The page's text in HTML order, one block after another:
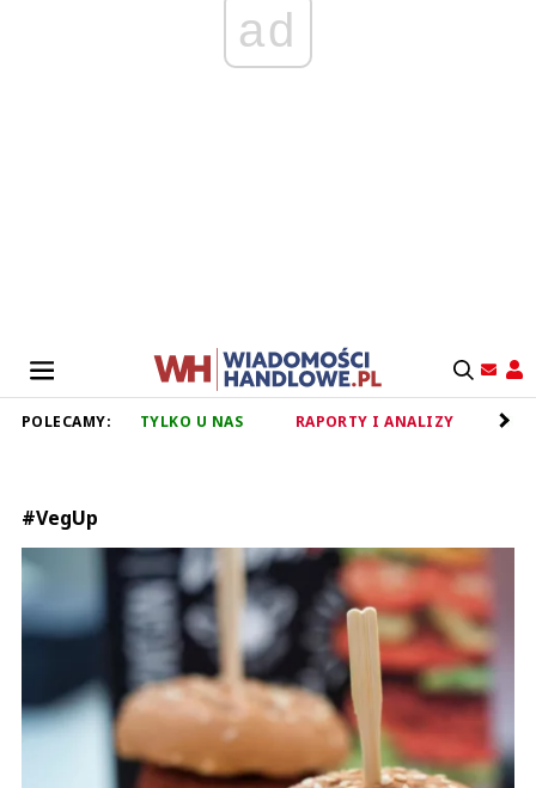
ad
POLECAMY: TYLKO U NAS RAPORTY I ANALIZY
#VegUp